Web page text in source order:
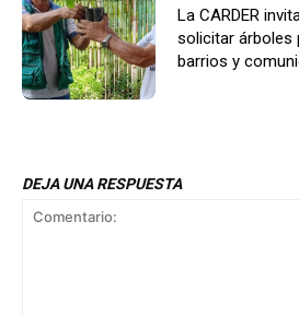
La CARDER
solicitar árboles
barrios y
DEJA UNA RESPUESTA